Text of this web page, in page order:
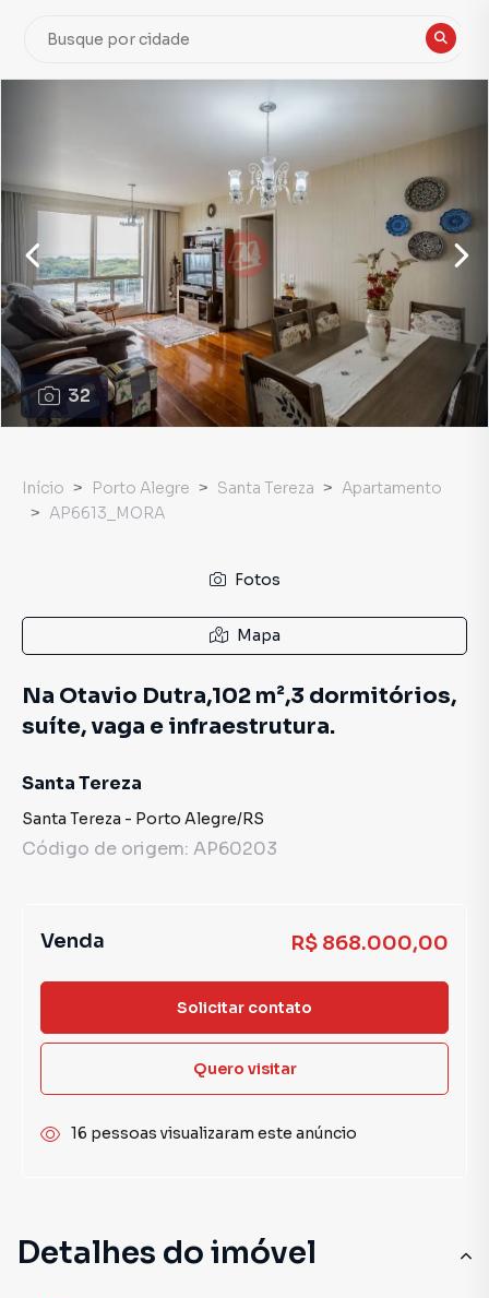
32
Detalhes do imóvel
Início Porto Alegre Santa Tereza
Apartamento
AP6613_MORA
Fotos
Mapa
Na Otavio Dutra,102 m²,3 dormitórios,
suíte, vaga e infraestrutura.
Santa Tereza
Santa Tereza - Porto Alegre/RS
Código de origem: AP60203
Venda R$ 868.000,00
Solicitar contato
Quero visitar
16 pessoas visualizaram este anúncio